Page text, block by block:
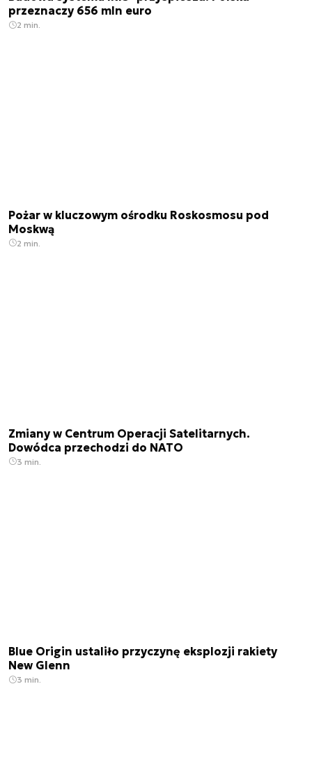
przeznaczy 656 mln euro
2 min.
Pożar w kluczowym ośrodku Roskosmosu pod
Moskwą
2 min.
Zmiany w Centrum Operacji Satelitarnych.
Dowódca przechodzi do NATO
3 min.
Blue Origin ustaliło przyczynę eksplozji rakiety
New Glenn
3 min.